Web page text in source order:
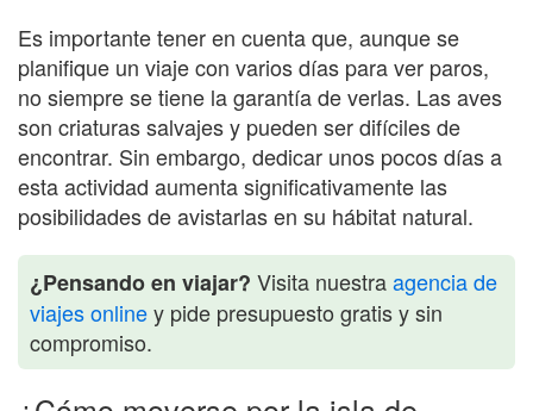
Es importante tener en cuenta que, aunque se
planifique un viaje con varios días para ver paros,
no siempre se tiene la garantía de verlas. Las aves
son criaturas salvajes y pueden ser difíciles de
encontrar. Sin embargo, dedicar unos pocos días a
esta actividad aumenta significativamente las
posibilidades de avistarlas en su hábitat natural.
¿Pensando en viajar? Visita nuestraagencia de
viajes onliney pide presupuesto gratis y sin
compromiso.